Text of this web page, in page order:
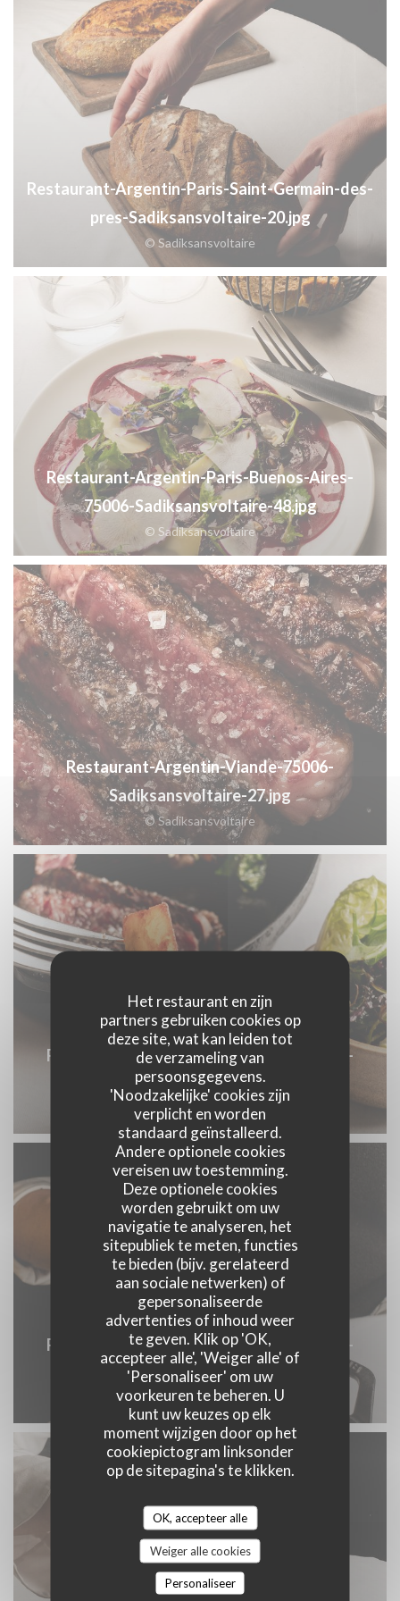
Het restaurant en zijn
partners gebruiken cookies op
deze site, wat kan leiden tot
de verzameling van
persoonsgegevens.
'Noodzakelijke' cookies zijn
verplicht en worden
standaard geïnstalleerd.
Andere optionele cookies
vereisen uw toestemming.
Deze optionele cookies
worden gebruikt om uw
navigatie te analyseren, het
sitepubliek te meten, functies
te bieden (bijv. gerelateerd
aan sociale netwerken) of
gepersonaliseerde
advertenties of inhoud weer
te geven. Klik op 'OK,
accepteer alle', 'Weiger alle' of
'Personaliseer' om uw
voorkeuren te beheren. U
kunt uw keuzes op elk
moment wijzigen door op het
cookiepictogram linksonder
op de sitepagina's te klikken.
OK, accepteer alle
Weiger alle cookies
Personaliseer
Restaurant-Argentin-Paris-Saint-Germain-des-
pres-Sadiksansvoltaire-20.jpg
© Sadiksansvoltaire
Restaurant-Argentin-Paris-Buenos-Aires-
75006-Sadiksansvoltaire-48.jpg
© Sadiksansvoltaire
Restaurant-Argentin-Viande-75006-
Sadiksansvoltaire-27.jpg
© Sadiksansvoltaire
Restaurant-Argentin-Paris-Buenos-Aires-
75006-Sadiksansvoltaire-58.jpg
© Sadiksansvoltaire
Restaurant-Argentin-Paris-Buenos-Aires-
75006-Sadiksansvoltaire-83.jpg
© Sadiksansvoltaire